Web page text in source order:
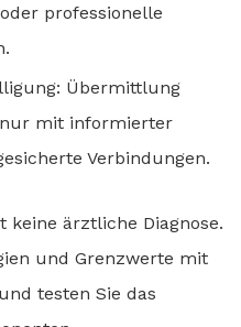
professionelle
Übermittlung
mit informierter
Verbindungen.
keine ärztliche Diagnose.
und Grenzwerte mit
testen Sie das